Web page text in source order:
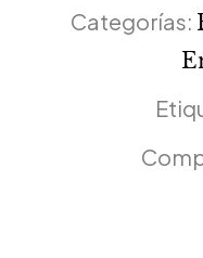
Categorías: